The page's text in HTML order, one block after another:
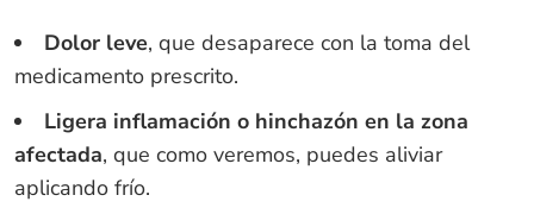
Dolor leve, que desaparece con la toma del
medicamento prescrito.
Ligera inflamación o hinchazón en la zona
afectada, que como veremos, puedes aliviar
aplicando frío.